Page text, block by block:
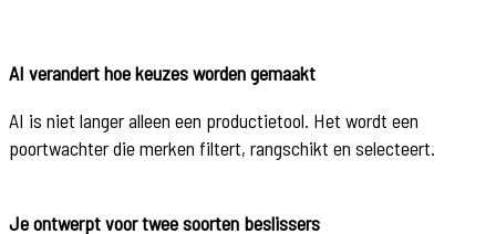
AI verandert hoe keuzes worden gemaakt
AI is niet langer alleen een productietool. Het wordt een
poortwachter die merken filtert, rangschikt en selecteert.
Je ontwerpt voor twee soorten beslissers